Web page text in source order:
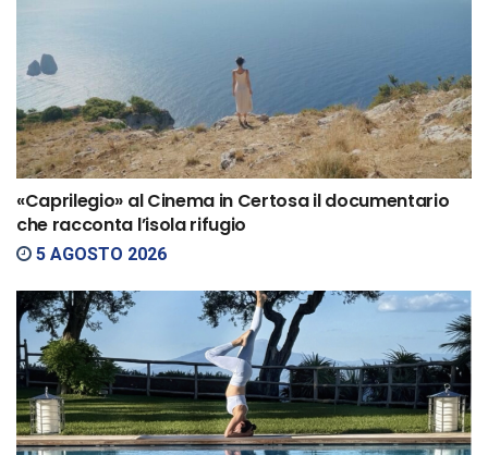
«Caprilegio» al Cinema in Certosa il documentario
che racconta l’isola rifugio
5 AGOSTO 2026